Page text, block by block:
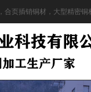
，合页插销铜材，大型精密